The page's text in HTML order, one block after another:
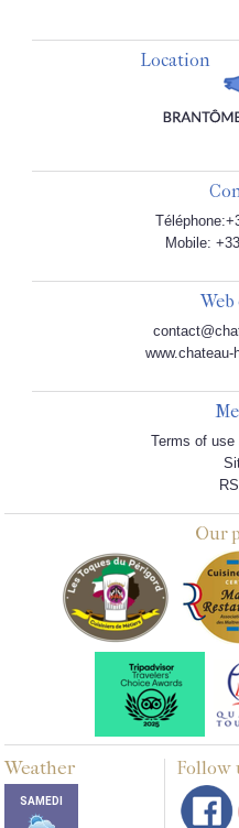
Location
Mobile:
www.chateau-
Terms of
Our
Weather Follow